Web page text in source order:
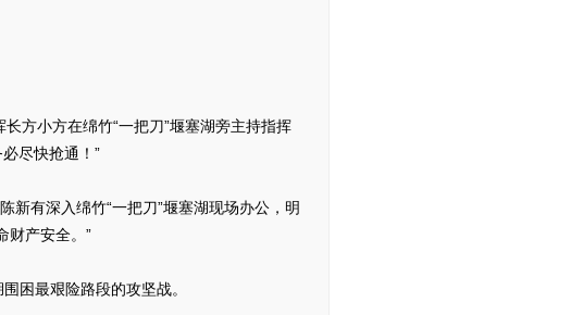
方小方在绵竹“一把刀”堰塞湖旁主持指挥
尽快抢通！”
有深入绵竹“一把刀”堰塞湖现场办公，明
财产安全。”
困最艰险路段的攻坚战。